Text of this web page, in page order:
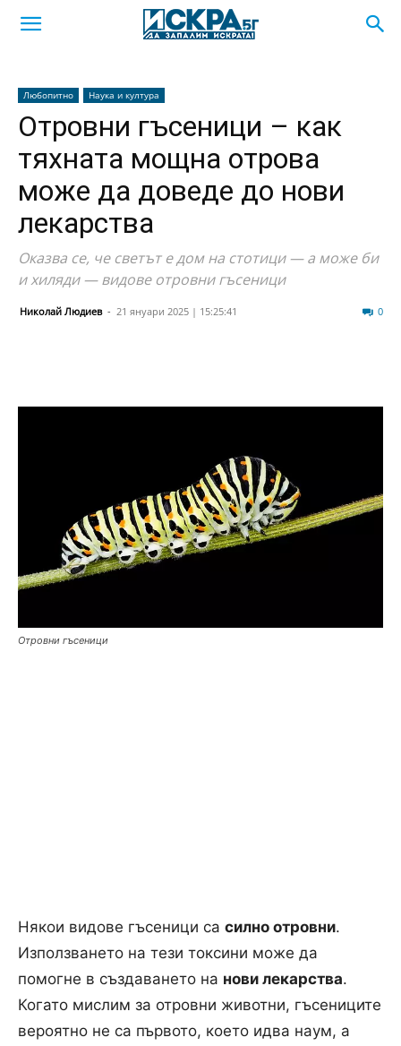
Любопитно Наука и култура
Отровни гъсеници – как
тяхната мощна отрова
може да доведе до нови
лекарства
Оказва се, че светът е дом на стотици — а може би
и хиляди — видове отровни гъсеници
Николай Людиев - 21 януари 2025 | 15:25:41 0
Отровни гъсеници
Някои видове гъсеници са силно отровни.
Използването на тези токсини може да
помогне в създаването на нови лекарства.
Когато мислим за отровни животни, гъсениците
вероятно не са първото, което идва наум, а